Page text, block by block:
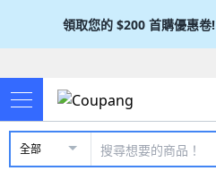
領取您的 $200 首購優惠卷!
全部